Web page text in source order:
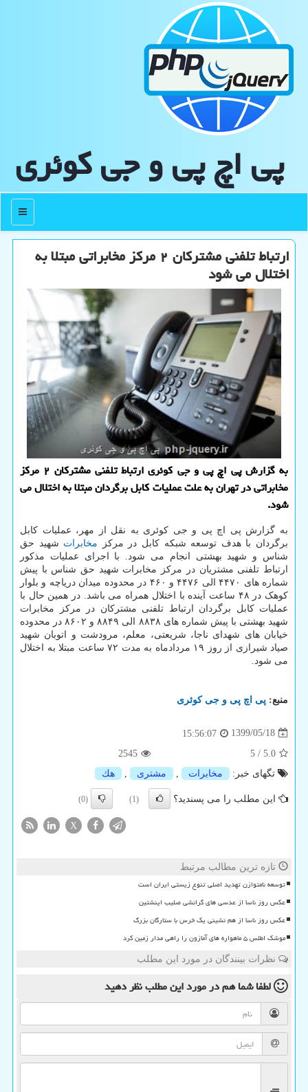
پی اچ پی و جی كوئری
منو
ارتباط تلفنی مشتركان ۲ مركز مخابراتی مبتلا به
اختلال می شود
به گزارش پی اچ پی و جی كوئری ارتباط تلفنی مشتركان ۲ مركز
مخابراتی در تهران به علت عملیات كابل برگردان مبتلا به اختلال می
شود.
به گزارش پی اچ پی و جی کوئری به نقل از مهر، عملیات کابل
برگردان با هدف توسعه شبکه کابل در مرکز مخابرات شهید حق
شناس و شهید بهشتی انجام می شود. با اجرای عملیات مذکور
ارتباط تلفنی مشتریان در مرکز مخابرات شهید حق شناس با پیش
شماره های ۴۴۷۰ الی ۴۴۷۶ و ۴۶۰ در محدوده میدان دریاچه و بلوار
کوهک در ۴۸ ساعت آینده با اختلال همراه می باشد. در همین حال با
عملیات کابل برگردان ارتباط تلفنی مشترکان در مرکز مخابرات
شهید بهشتی با پیش شماره های ۸۸۳۸ الی ۸۸۴۹ و ۸۶۰۲ در محدوده
خیابان های شهدای ناجا، شریعتی، معلم، مرودشت و اتوبان شهید
صیاد شیرازی از روز ۱۹ مردادماه به مدت ۷۲ ساعت مبتلا به اختلال
می شود.
منبع: پی اچ پی و جی كوئری
1399/05/18
15:56:07
5.0
/
5
2545
تگهای خبر:
مخابرات , مشتری , هك
این مطلب را می پسندید؟ (1)
(0)
X
تازه ترین مطالب مرتبط
توسعه نامتوازن تهدید اصلی تنوع زیستی ایران است
عکس روز ناسا از عدسی های گرانشی صلیب اینشتین
عکس روز ناسا از هم نشینی یک خرس با ستارگان بزرگ
موشک اطلس ۵ ماهواره های آمازون را راهی مدار زمین کرد
نظرات بینندگان در مورد این مطلب
لطفا شما همدر مورد این مطلبنظر دهید